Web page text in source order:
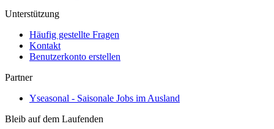
Unterstützung
Häufig gestellte Fragen
Kontakt
Benutzerkonto erstellen
Partner
Yseasonal - Saisonale Jobs im Ausland
Bleib auf dem Laufenden